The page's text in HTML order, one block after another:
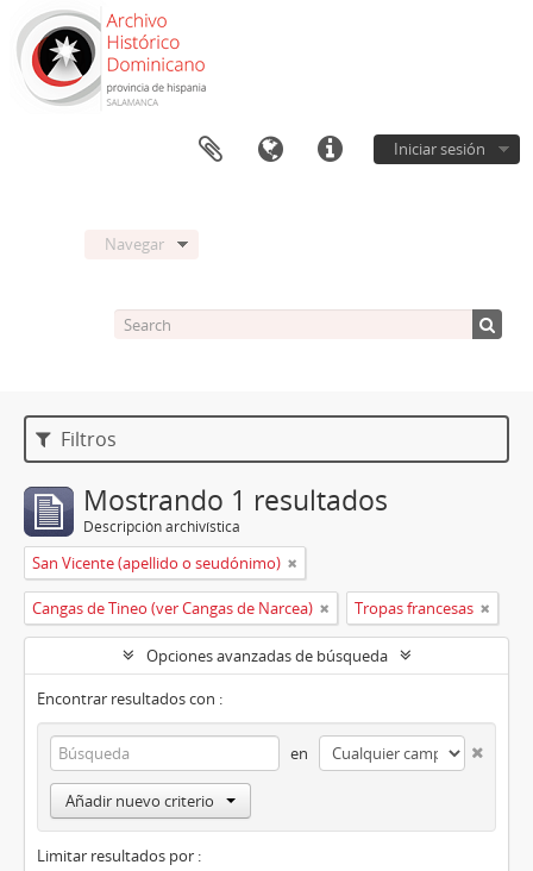
Iniciar sesión
Navegar
Filtros
Mostrando 1 resultados
Descripción archivística
San Vicente (apellido o seudónimo)
Cangas de Tineo (ver Cangas de Narcea) Tropas francesas
Opciones avanzadas de búsqueda
Encontrar resultados con :
en
Añadir nuevo criterio
Limitar resultados por :